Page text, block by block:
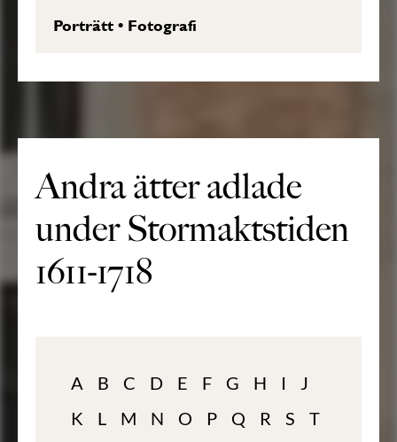
Porträtt• Fotografi
Andra ätter adlade
under Stormaktstiden
1611-1718
A B C D E F G H I
J
K
L M N O P Q R S
T